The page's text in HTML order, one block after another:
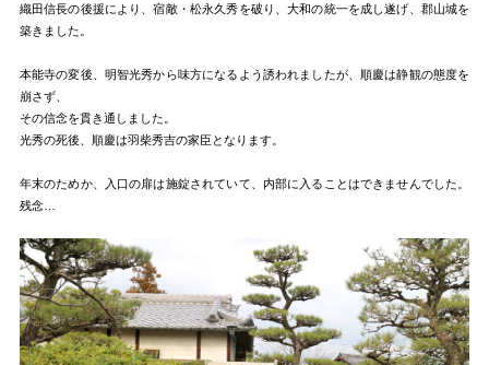
織田信長の後援により、宿敵・松永久秀を破り、大和の統一を成し遂げ、郡山城を
築きました。
本能寺の変後、明智光秀から味方になるよう誘われましたが、順慶は静観の態度を
崩さず、
その信念を貫き通しました。
光秀の死後、順慶は羽柴秀吉の家臣となります。
年末のためか、入口の扉は施錠されていて、内部に入ることはできませんでした。
残念…